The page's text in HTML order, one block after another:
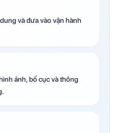
và đưa vào vận hành
ảnh, bố cục và thông